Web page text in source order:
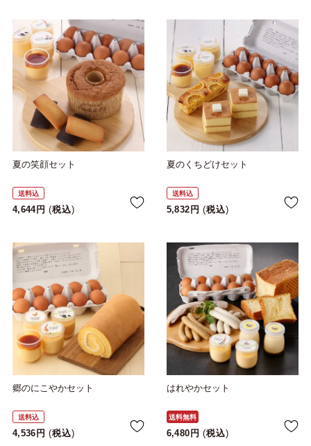
夏の笑顔セット
送料込
4,644 税込
夏のくちどけセット
送料込
5,832 税込
郷のにこやかセット
送料込
4,536 税込
はれやかセット
送料無料
6,480 税込